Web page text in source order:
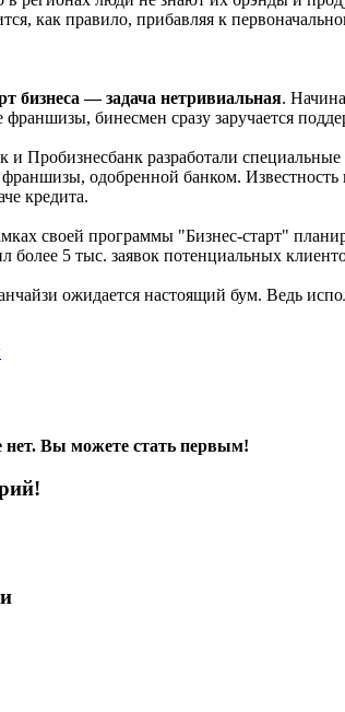
как правило, прибавляя к
бизнеса — задача нетривиальная.
франшизы, бинесмен сразу заручается
Пробизнесбанк разработали
франшизы, одобренной банком.
кредита.
своей программы "Бизнес-старт"
более 5 тыс. заявок потенциальных
ожидается настоящий бум. Ведь
Вы можете стать первым!